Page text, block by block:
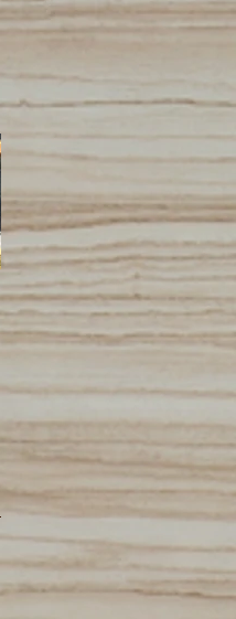
Pourquoi le chalet
Transylvanie
rentabilise plus
vite ?